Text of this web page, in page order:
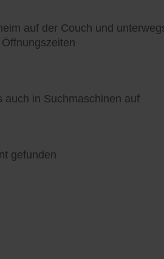
auf der Couch und
auch in Suchmaschinen auf
gefunden